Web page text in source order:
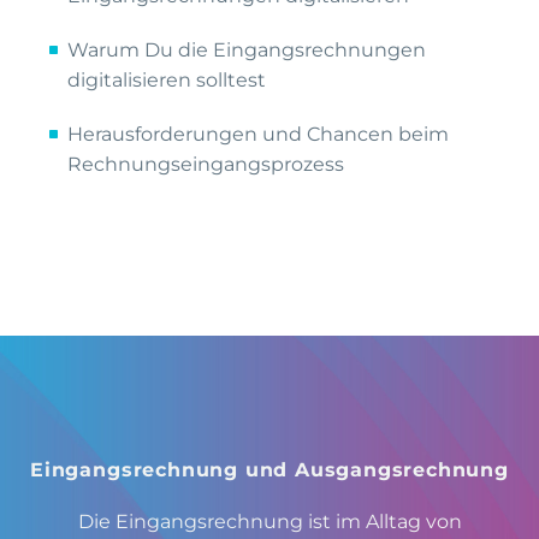
Warum Du die Eingangsrechnungen
digitalisieren solltest
Herausforderungen und Chancen beim
Rechnungseingangsprozess
Eingangsrechnung und Ausgangsrechnung
Die Eingangsrechnung ist im Alltag von